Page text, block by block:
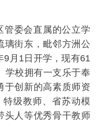
管委会直属的公立学
璃街东，毗邻方洲公
9月1日开学，现有61
学校拥有一支乐于奉
于创新的高素质师资
特级教师、省苏动模
头人等优秀骨干教师